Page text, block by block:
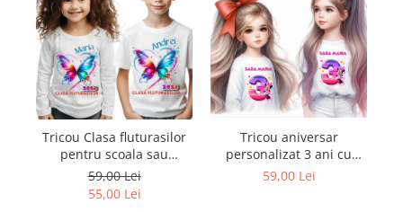
Tricou Clasa fluturasilor
pentru scoala sau
gradinita
59,00 Lei
55,00 Lei
Tricou aniversar
personalizat 3 ani cu
Minnie Mouse
59,00 Lei